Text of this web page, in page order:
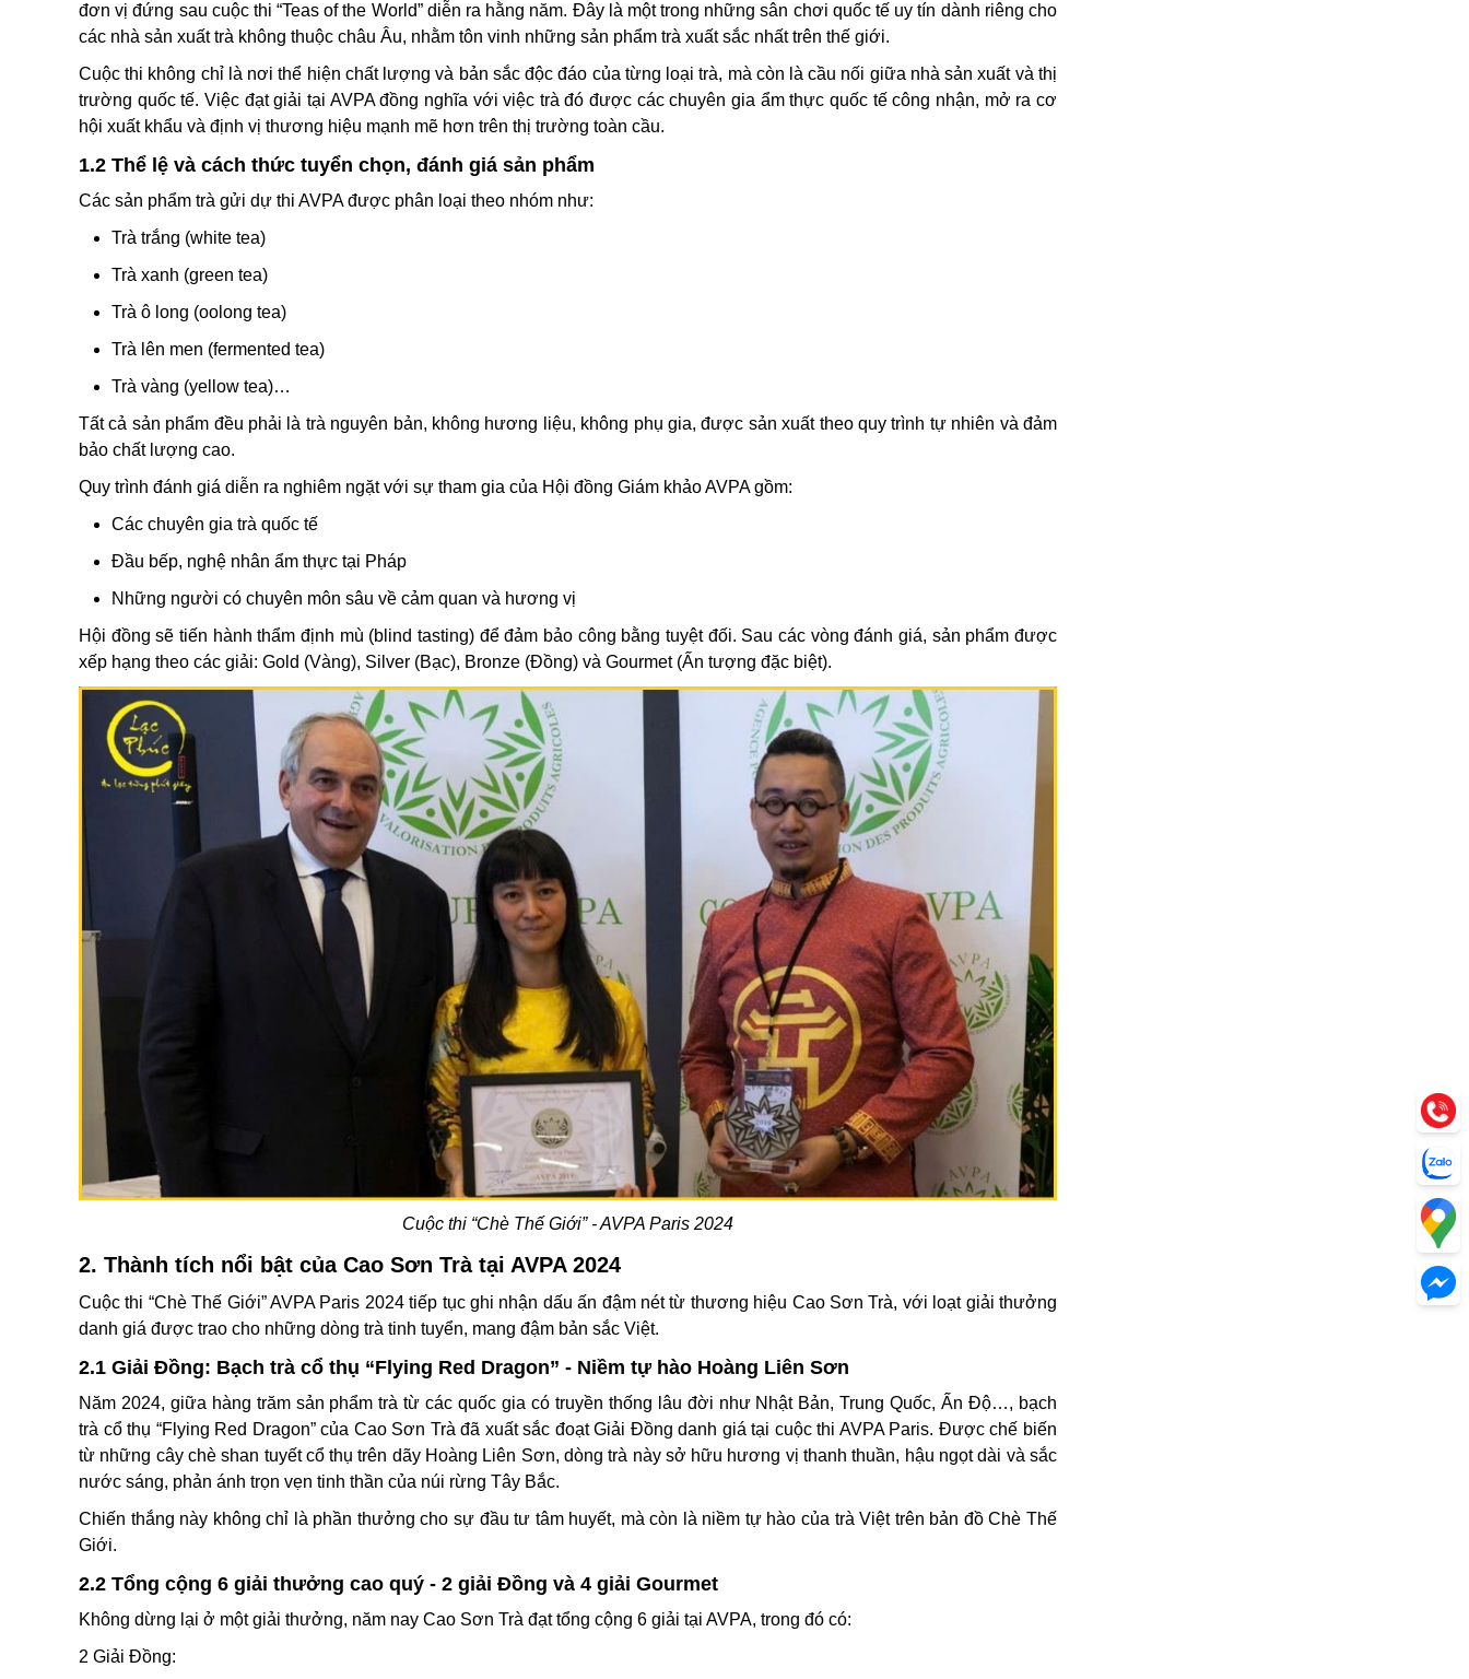
đơn vị đứng sau cuộc thi “Teas of the World” diễn ra hằng năm. Đây là một trong những sân chơi quốc tế uy tín dành riêng cho
các nhà sản xuất trà không thuộc châu Âu, nhằm tôn vinh những sản phẩm trà xuất sắc nhất trên thế giới.
Cuộc thi không chỉ là nơi thể hiện chất lượng và bản sắc độc đáo của từng loại trà, mà còn là cầu nối giữa nhà sản xuất và thị
trường quốc tế. Việc đạt giải tại AVPA đồng nghĩa với việc trà đó được các chuyên gia ẩm thực quốc tế công nhận, mở ra cơ
hội xuất khẩu và định vị thương hiệu mạnh mẽ hơn trên thị trường toàn cầu.
1.2 Thể lệ và cách thức tuyển chọn, đánh giá sản phẩm
Các sản phẩm trà gửi dự thi AVPA được phân loại theo nhóm như:
Trà trắng (white tea)
Trà xanh (green tea)
Trà ô long (oolong tea)
Trà lên men (fermented tea)
Trà vàng (yellow tea)…
Tất cả sản phẩm đều phải là trà nguyên bản, không hương liệu, không phụ gia, được sản xuất theo quy trình tự nhiên và đảm
bảo chất lượng cao.
Quy trình đánh giá diễn ra nghiêm ngặt với sự tham gia của Hội đồng Giám khảo AVPA gồm:
Các chuyên gia trà quốc tế
Đầu bếp, nghệ nhân ẩm thực tại Pháp
Những người có chuyên môn sâu về cảm quan và hương vị
Hội đồng sẽ tiến hành thẩm định mù (blind tasting) để đảm bảo công bằng tuyệt đối. Sau các vòng đánh giá, sản phẩm được
xếp hạng theo các giải: Gold (Vàng), Silver (Bạc), Bronze (Đồng) và Gourmet (Ấn tượng đặc biệt).
Cuộc thi “Chè Thế Giới” - AVPA Paris 2024
2. Thành tích nổi bật của Cao Sơn Trà tại AVPA 2024
Cuộc thi “Chè Thế Giới” AVPA Paris 2024 tiếp tục ghi nhận dấu ấn đậm nét từ thương hiệu Cao Sơn Trà, với loạt giải thưởng
danh giá được trao cho những dòng trà tinh tuyển, mang đậm bản sắc Việt.
2.1 Giải Đồng: Bạch trà cổ thụ “Flying Red Dragon” - Niềm tự hào Hoàng Liên Sơn
Năm 2024, giữa hàng trăm sản phẩm trà từ các quốc gia có truyền thống lâu đời như Nhật Bản, Trung Quốc, Ấn Độ…, bạch
trà cổ thụ “Flying Red Dragon” của Cao Sơn Trà đã xuất sắc đoạt Giải Đồng danh giá tại cuộc thi AVPA Paris. Được chế biến
từ những cây chè shan tuyết cổ thụ trên dãy Hoàng Liên Sơn, dòng trà này sở hữu hương vị thanh thuần, hậu ngọt dài và sắc
nước sáng, phản ánh trọn vẹn tinh thần của núi rừng Tây Bắc.
Chiến thắng này không chỉ là phần thưởng cho sự đầu tư tâm huyết, mà còn là niềm tự hào của trà Việt trên bản đồ Chè Thế
Giới.
2.2 Tổng cộng 6 giải thưởng cao quý - 2 giải Đồng và 4 giải Gourmet
Không dừng lại ở một giải thưởng, năm nay Cao Sơn Trà đạt tổng cộng 6 giải tại AVPA, trong đó có:
2 Giải Đồng: